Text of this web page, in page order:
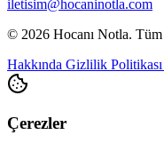
iletisim@hocaninotla.com
© 2026 Hocanı Notla. Tüm
Hakkında Gizlilik Politikası
Çerezler